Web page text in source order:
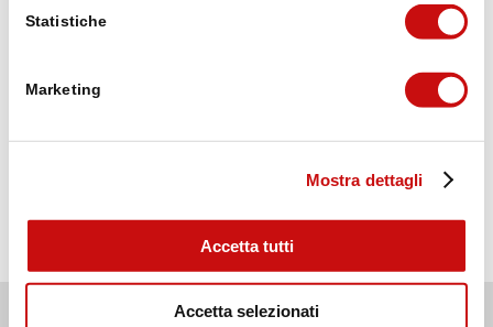
Statistiche
Marketing
Mostra dettagli
Accetta tutti
Accetta selezionati
1720 Höhenmeter. Mit 10kg Rucksack. Aber
Simplon Dorf.
Verifiziert von: Trustindex
© Brig Simplon Tourismus AG